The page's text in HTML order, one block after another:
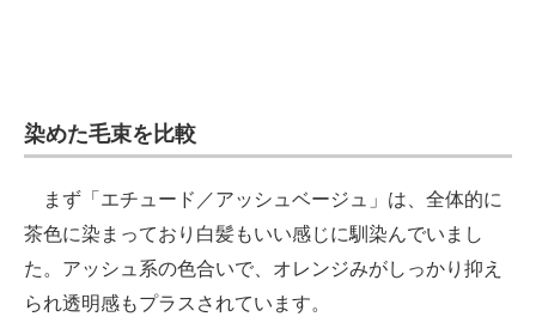
染めた毛束を比較
まず「エチュード／アッシュベージュ」は、全体的に
茶色に染まっており白髪もいい感じに馴染んでいまし
た。アッシュ系の色合いで、オレンジみがしっかり抑え
られ透明感もプラスされています。